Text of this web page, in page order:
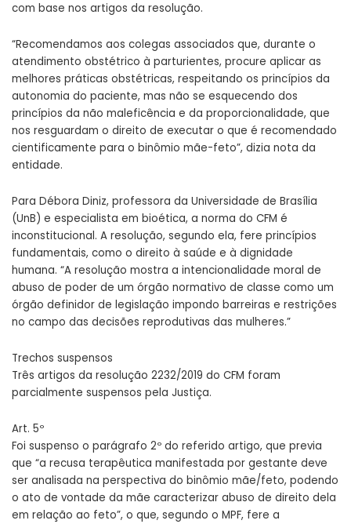
com base nos artigos da resolução.
“Recomendamos aos colegas associados que, durante o
atendimento obstétrico à parturientes, procure aplicar as
melhores práticas obstétricas, respeitando os princípios da
autonomia do paciente, mas não se esquecendo dos
princípios da não maleficência e da proporcionalidade, que
nos resguardam o direito de executar o que é recomendado
cientificamente para o binômio mãe-feto”, dizia nota da
entidade.
Para Débora Diniz, professora da Universidade de Brasília
(UnB) e especialista em bioética, a norma do CFM é
inconstitucional. A resolução, segundo ela, fere princípios
fundamentais, como o direito à saúde e à dignidade
humana. “A resolução mostra a intencionalidade moral de
abuso de poder de um órgão normativo de classe como um
órgão definidor de legislação impondo barreiras e restrições
no campo das decisões reprodutivas das mulheres.”
Trechos suspensos
Três artigos da resolução 2232/2019 do CFM foram
parcialmente suspensos pela Justiça.
Art. 5º
Foi suspenso o parágrafo 2º do referido artigo, que previa
que “a recusa terapêutica manifestada por gestante deve
ser analisada na perspectiva do binômio mãe/feto, podendo
o ato de vontade da mãe caracterizar abuso de direito dela
em relação ao feto”, o que, segundo o MPF, fere a